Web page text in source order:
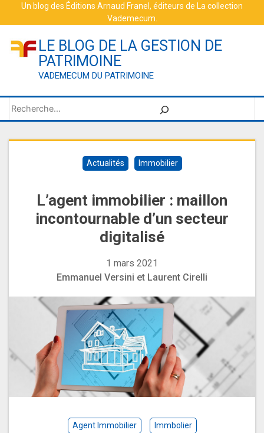
Un blog des Éditions Arnaud Franel , éditeurs de La collection
Vademecum
LE BLOG DE LA GESTION DE
PATRIMOINE
VADEMECUM DU PATRIMOINE
Rechercher
Actualités Immobilier
L’agent immobilier : maillon
incontournable d’un secteur
digitalisé
1 mars 2021
Emmanuel Versini et Laurent Cirelli
Agent Immobilier Immbolier